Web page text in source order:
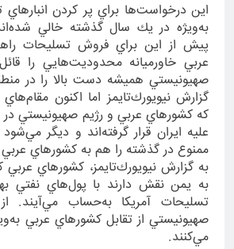
اين درخواست‌ها براي پر كردن
به‌ويژه در يك سال گذشته خالي
پيش از اين براي فروش تسليحات
عربي خاورميانه محدوديت‌هايي را
صهيونيستي هميشه دست بالا را در
گزارش نيويورك‌تايمز اما اكنون مقام‌هاي
كه كشورهاي عربي و رژيم صهيونيستي
عليه ايران قرار گرفته‌اند و ديگر
ممنوع در گذشته را هم به كشورهاي
به گزارش نيويورك‌تايمز، كشورهاي
به يمن نقش دارند با پول‌هاي نفتي
تسليحات آمريكا به‌حساب مي‌آيند.
صهيونيستي از تقابل كشورهاي عربي
مي‌كنند.